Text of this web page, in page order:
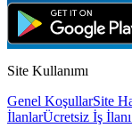
Site Kullanımı
Genel KoşullarSite
İlanlarÜcretsiz İş